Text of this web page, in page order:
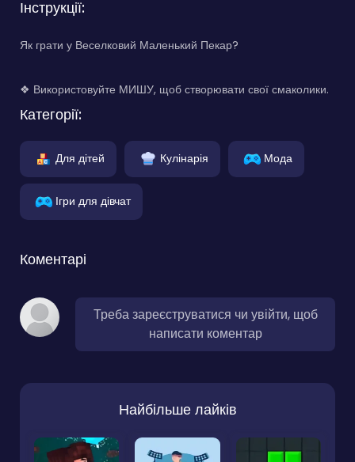
Інструкції:
Як грати у Веселковий Маленький Пекар?
❖ Використовуйте МИШУ, щоб створювати свої смаколики.
Категорії:
Для дітей Кулінарія Мода
Ігри для дівчат
Коментарі
Треба зареєструватися чи увійти, щоб
написати коментар
Найбільше лайків